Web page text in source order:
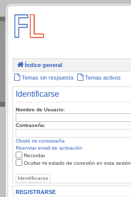
.
Índice general
Temas sin respuesta Temas activos
Identificarse
Nombre de Usuario:
Contraseña:
Olvidé mi contraseña
Reenviar email de activación
Recordar
Ocultar mi estado de conexión en esta sesión
REGISTRARSE